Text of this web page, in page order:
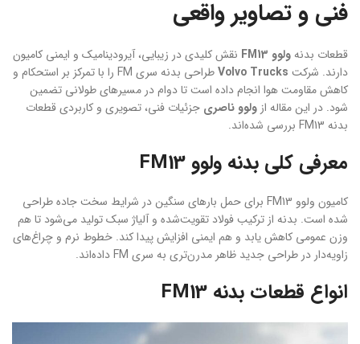
فنی و تصاویر واقعی
قطعات بدنهولوو FM13
نقش کلیدی در زیبایی، آیرودینامیک و ایمنی کامیون
دارند. شرکت Volvo Trucks
طراحی بدنه سری FM را با تمرکز بر استحکام و
کاهش مقاومت هوا انجام داده است تا دوام در مسیرهای طولانی تضمین
شود. در این مقاله از ولوو ناصری جزئیات فنی، تصویری و کاربردی قطعات
بدنه FM13 بررسی شده‌اند.
معرفی کلی بدنه ولوو FM13
کامیون ولوو FM13 برای حمل بارهای سنگین در شرایط سخت جاده طراحی
شده است. بدنه از ترکیب فولاد تقویت‌شده و آلیاژ سبک تولید می‌شود تا هم
وزن عمومی کاهش یابد و هم ایمنی افزایش پیدا کند. خطوط نرم و چراغ‌های
زاویه‌دار در طراحی جدید ظاهر مدرن‌تری به سری FM داده‌اند.
انواع قطعات بدنه FM13